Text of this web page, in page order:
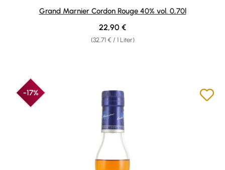
Durchschnittliche Bewertung von 4.92 von 5 Sternen
Grand Marnier Cordon Rouge 40% vol. 0,70l
(32,71 € / 1 Liter)
Regulärer Preis:
22,90 €
-17%